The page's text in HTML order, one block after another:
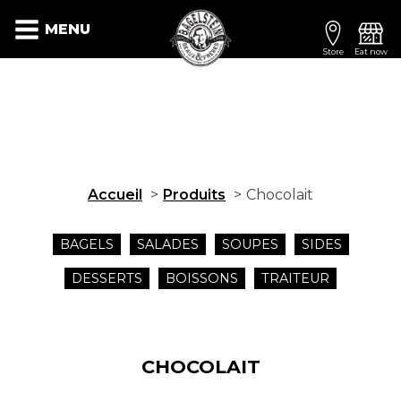
MENU
Store Eat now
Accueil Produits Chocolait
BAGELS SALADES SOUPES SIDES
DESSERTS BOISSONS TRAITEUR
CHOCOLAIT